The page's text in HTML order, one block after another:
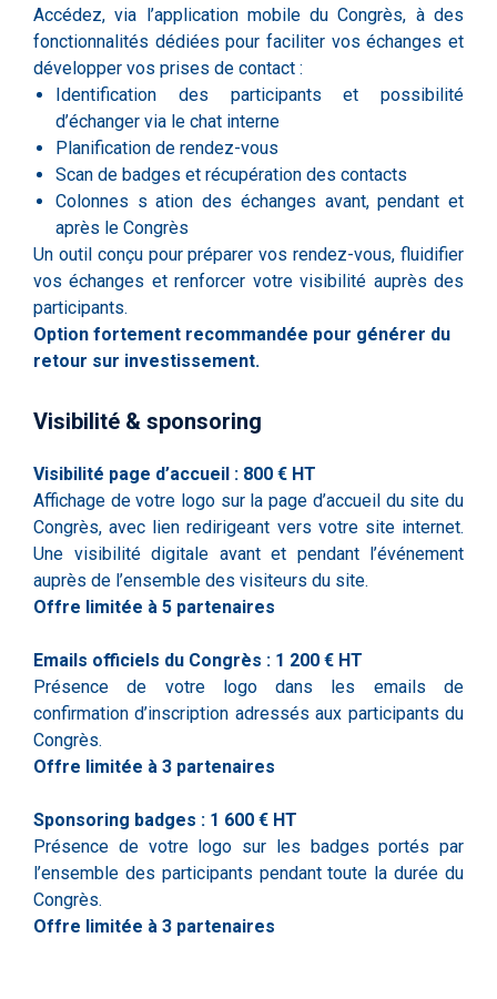
Accédez, via l’application mobile du Congrès, à des
fonctionnalités dédiées pour faciliter vos échanges et
développer vos prises de contact :
Identification des participants et possibilité
d’échanger via le chat interne
Planification de rendez-vous
Scan de badges et récupération des contacts
Colonnes sation des échanges avant, pendant et
après le Congrès
Un outil conçu pour préparer vos rendez-vous, fluidifier
vos échanges et renforcer votre visibilité auprès des
participants.
Option fortement recommandée pour générer du
retour sur investissement.
Visibilité & sponsoring
Visibilité page d’accueil : 800 € HT
Affichage de votre logo sur la page d’accueil du site du
Congrès, avec lien redirigeant vers votre site internet.
Une visibilité digitale avant et pendant l’événement
auprès de l’ensemble des visiteurs du site.
Offre limitée à 5 partenaires
Emails officiels du Congrès : 1 200 € HT
Présence de votre logo dans les emails de
confirmation d’inscription adressés aux participants du
Congrès.
Offre limitée à 3 partenaires
Sponsoring badges : 1 600 € HT
Présence de votre logo sur les badges portés par
l’ensemble des participants pendant toute la durée du
Congrès.
Offre limitée à 3 partenaires